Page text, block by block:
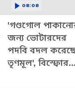
'গণ্ডগোল
জন্য ভোটারদের
পদবি বদল
তৃণমূল',
08:08